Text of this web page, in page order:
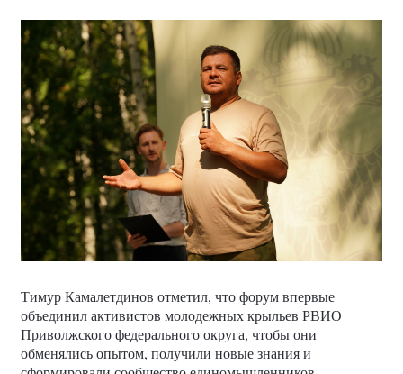
Тимур Камалетдинов отметил, что форум впервые
объединил активистов молодежных крыльев РВИО
Приволжского федерального округа, чтобы они
обменялись опытом, получили новые знания и